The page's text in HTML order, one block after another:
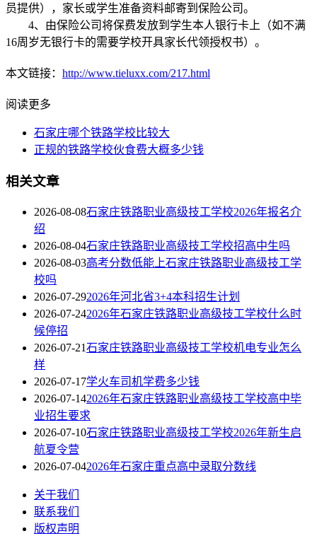
员提供），家长或学生准备资料邮寄到保险公司。
4、由保险公司将保费发放到学生本人银行卡上（如不满
16周岁无银行卡的需要学校开具家长代领授权书）。
本文链接： http://www.tieluxx.com/217.html
阅读更多
石家庄哪个铁路学校比较大
正规的铁路学校伙食费大概多少钱
相关文章
2026-08-08石家庄铁路职业高级技工学校2026年报名介
绍
2026-08-04石家庄铁路职业高级技工学校招高中生吗
2026-08-03高考分数低能上石家庄铁路职业高级技工学
校吗
2026-07-292026年河北省3+4本科招生计划
2026-07-242026年石家庄铁路职业高级技工学校什么时
候停招
2026-07-21石家庄铁路职业高级技工学校机电专业怎么
样
2026-07-17学火车司机学费多少钱
2026-07-142026年石家庄铁路职业高级技工学校高中毕
业招生要求
2026-07-10石家庄铁路职业高级技工学校2026年新生启
航夏令营
2026-07-042026年石家庄重点高中录取分数线
关于我们
联系我们
版权声明